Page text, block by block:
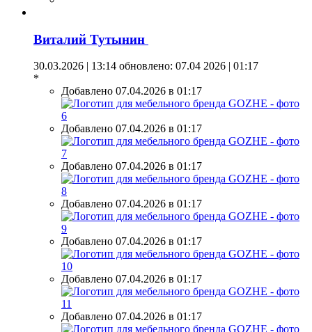
Виталий Тутынин
30.03.2026 | 13:14 обновлено: 07.04 2026 | 01:17
*
Добавлено 07.04.2026 в 01:17
Добавлено 07.04.2026 в 01:17
Добавлено 07.04.2026 в 01:17
Добавлено 07.04.2026 в 01:17
Добавлено 07.04.2026 в 01:17
Добавлено 07.04.2026 в 01:17
Добавлено 07.04.2026 в 01:17